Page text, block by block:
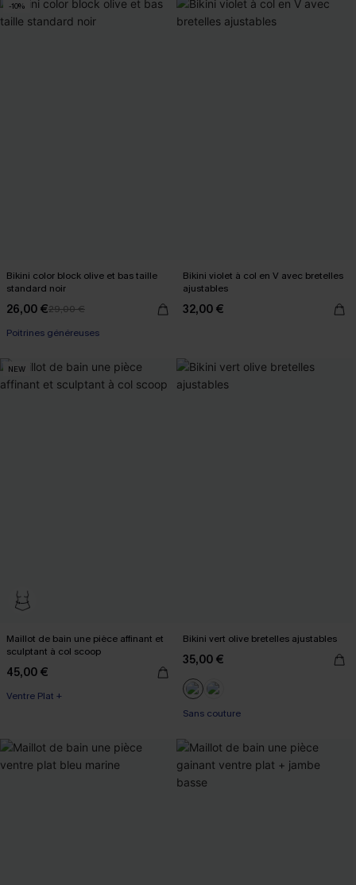
-10%
Bikini color block olive et bas taille
standard noir
26,00 €29,00 €
Poitrines généreuses
Bikini violet à col en V avec bretelles
ajustables
32,00 €
NEW
Maillot de bain une pièce affinant et
sculptant à col scoop
45,00 €
Ventre Plat +
Bikini vert olive bretelles ajustables
35,00 €
Sans couture